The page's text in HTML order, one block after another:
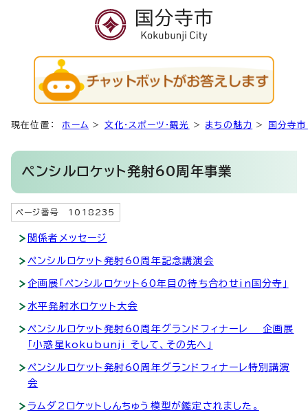
現在位置： ホーム > 文化・スポーツ・観光 > まちの魅力 > 国分寺
ペンシルロケット発射60周年事業
ページ番号 1018235
関係者メッセージ
ペンシルロケット発射60周年記念講演会
企画展「ペンシルロケット60年目の待ち合わせin国分寺」
水平発射水ロケット大会
ペンシルロケット発射60周年グランドフィナーレ 企画展
「小惑星kokubunji そして、その先へ」
ペンシルロケット発射60周年グランドフィナーレ特別講演
会
ラムダ2ロケットしんちゅう模型が鑑定されました。